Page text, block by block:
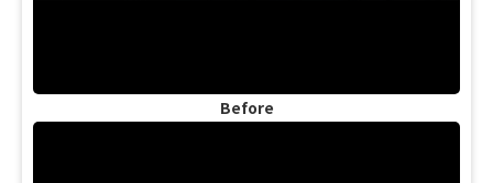
Before